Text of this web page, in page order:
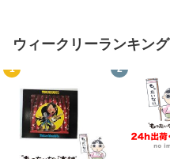
ウィークリーランキング
1 2